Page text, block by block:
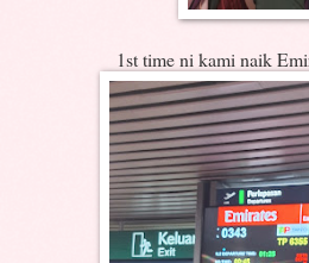
1st time ni kami naik